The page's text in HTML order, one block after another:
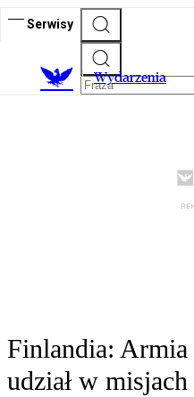
Serwisy
Wydarzenia
Finlandia: Armia
udział w